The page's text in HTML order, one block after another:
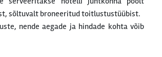
sõltuvalt broneeritud toitlustustüübist.
nende aegade ja hindade kohta võib